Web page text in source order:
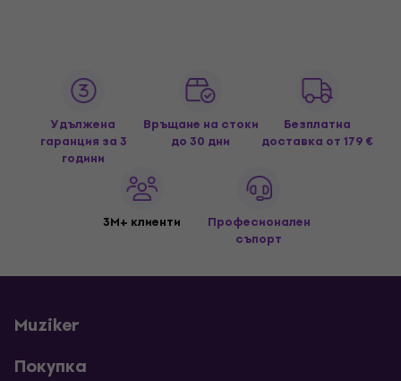
Удължена
гаранция за 3
години
Връщане на стоки
до 30 дни
Безплатна
доставка от 179 €
3M+ клиенти
Професионален
съпорт
Muziker
Покупка